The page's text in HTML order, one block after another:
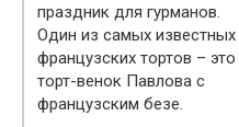
праздник для гурманов.
Один из самых известных
французских тортов – это
торт-венок Павлова с
французским безе.